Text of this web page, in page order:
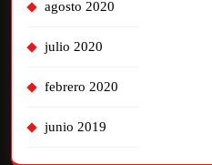
agosto 2020
julio 2020
febrero 2020
junio 2019